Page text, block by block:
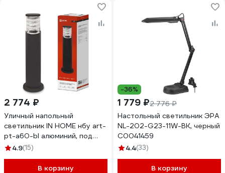
2 774 ₽
Уличный напольный
светильник IN HOME нбу art-
pt-a60-bl алюминий, под
а60, е27, 600мм, черный,
4.9(15)
В корзину
-36%
1 779 ₽2 776 ₽
Настольный светильник ЭРА
NL-202-G23-11W-BK, черный
C0041459
4.4(33)
В корзину